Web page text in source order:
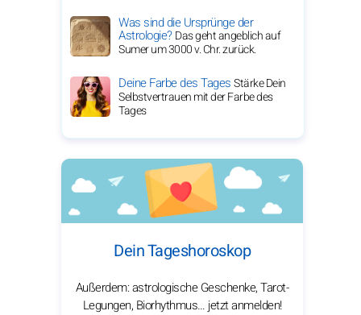
Was sind die Ursprünge der
Astrologie?Das geht angeblich auf
Sumer um 3000 v. Chr. zurück.
Deine Farbe des TagesStärke Dein
Selbstvertrauen mit der Farbe des
Tages
Dein Tageshoroskop
Außerdem: astrologische Geschenke, Tarot-
Legungen, Biorhythmus… jetzt anmelden!